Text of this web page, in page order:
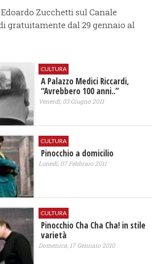
Zucchetti sul Canale
gratuitamente dal 29 gennaio al
CULTURA
A Palazzo Medici Riccardi,
“Avrebbero 100 anni..”
Venerdì, 03 Giugno 2011
CULTURA
Pinocchio a domicilio
Lunedì, 07 Febbraio 2011
CULTURA
Pinocchio Cha Cha Cha! in stile
varietà
Domenica, 17 Gennaio 2010